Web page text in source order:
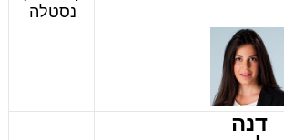
נסטלה
דנה